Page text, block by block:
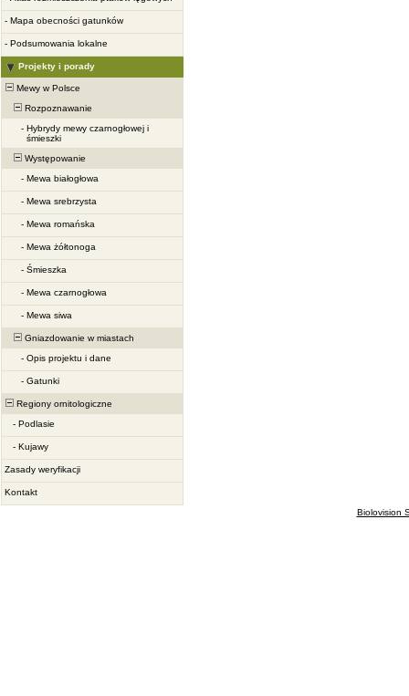
- Mapa obecności gatunków
- Podsumowania lokalne
Projekty i porady
Mewy w Polsce
Rozpoznawanie
- Hybrydy mewy czarnogłowej i
śmieszki
Występowanie
- Mewa białogłowa
- Mewa srebrzysta
- Mewa romańska
- Mewa żółtonoga
- Śmieszka
- Mewa czarnogłowa
- Mewa siwa
Gniazdowanie w miastach
- Opis projektu i dane
- Gatunki
Regiony ornitologiczne
- Podlasie
- Kujawy
Zasady weryfikacji
Kontakt
Biolovision